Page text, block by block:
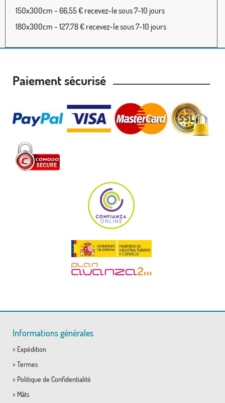
150x300cm - 66,55 € recevez-le sous 7-10 jours
180x300cm - 127,78 € recevez-le sous 7-10 jours
Paiement sécurisé
Informations générales
> Expédition
> Termes
> Politique de Confidentialité
> Mâts